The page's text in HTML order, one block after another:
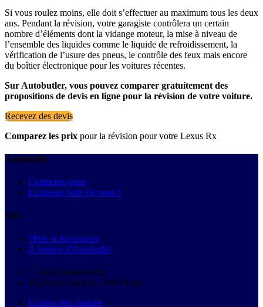
Si vous roulez moins, elle doit s’effectuer au maximum tous les deux
ans. Pendant la révision, votre garagiste contrôlera un certain
nombre d’éléments dont la vidange moteur, la mise à niveau de
l’ensemble des liquides comme le liquide de refroidissement, la
vérification de l’usure des pneus, le contrôle des feux mais encore
du boîtier électronique pour les voitures récentes.
Sur Autobutler, vous pouvez comparer gratuitement des
propositions de devis en ligne pour la révision de votre voiture.
Recevez des devis
Comparez les prix pour la révision pour votre Lexus Rx
Autobutler
Contactez-nous
La presse parle de nous !
Info
*Prix et économies
À propos d'Autobutler
© 2026 Autobutler.fr
18-26 rue Goubet, 75019 Paris
Gestion des cookies